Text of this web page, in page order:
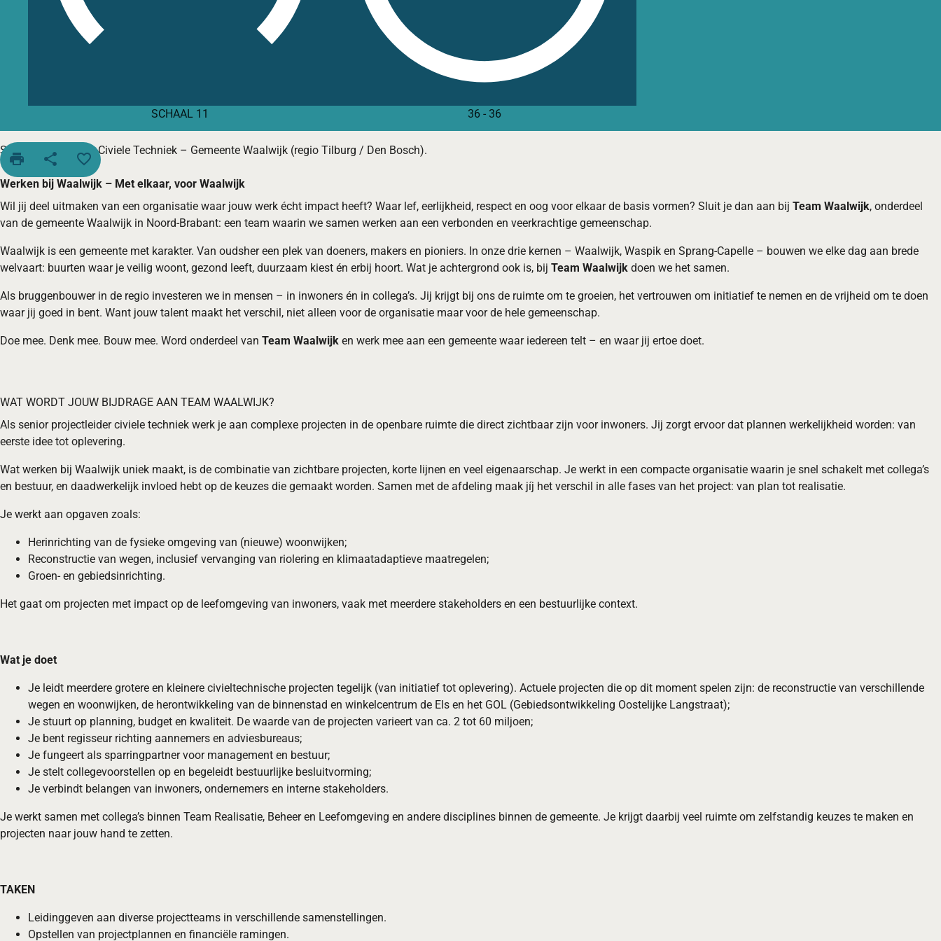
SCHAAL 11 36 - 36
print share favorite_border
Senior Projectleider Civiele Techniek – Gemeente Waalwijk (regio Tilburg / Den Bosch).
Werken bij Waalwijk – Met elkaar, voor Waalwijk
Wil jij deel uitmaken van een organisatie waar jouw werk écht impact heeft? Waar lef, eerlijkheid, respect en oog voor elkaar de basis vormen? Sluit je dan aan bij Team Waalwijk, onderdeel
van de gemeente Waalwijk in Noord-Brabant: een team waarin we samen werken aan een verbonden en veerkrachtige gemeenschap.
Waalwijk is een gemeente met karakter. Van oudsher een plek van doeners, makers en pioniers. In onze drie kernen – Waalwijk, Waspik en Sprang-Capelle – bouwen we elke dag aan brede
welvaart: buurten waar je veilig woont, gezond leeft, duurzaam kiest én erbij hoort. Wat je achtergrond ook is, bij Team Waalwijk doen we het samen.
Als bruggenbouwer in de regio investeren we in mensen – in inwoners én in collega’s. Jij krijgt bij ons de ruimte om te groeien, het vertrouwen om initiatief te nemen en de vrijheid om te doen
waar jij goed in bent. Want jouw talent maakt het verschil, niet alleen voor de organisatie maar voor de hele gemeenschap.
Doe mee. Denk mee. Bouw mee. Word onderdeel van Team Waalwijk en werk mee aan een gemeente waar iedereen telt – en waar jij ertoe doet.
WAT WORDT JOUW BIJDRAGE AAN TEAM WAALWIJK?
Als senior projectleider civiele techniek werk je aan complexe projecten in de openbare ruimte die direct zichtbaar zijn voor inwoners. Jij zorgt ervoor dat plannen werkelijkheid worden: van
eerste idee tot oplevering.
Wat werken bij Waalwijk uniek maakt, is de combinatie van zichtbare projecten, korte lijnen en veel eigenaarschap. Je werkt in een compacte organisatie waarin je snel schakelt met collega’s
en bestuur, en daadwerkelijk invloed hebt op de keuzes die gemaakt worden. Samen met de afdeling maak jíj het verschil in alle fases van het project: van plan tot realisatie.
Je werkt aan opgaven zoals:
Herinrichting van de fysieke omgeving van (nieuwe) woonwijken;
Reconstructie van wegen, inclusief vervanging van riolering en klimaatadaptieve maatregelen;
Groen- en gebiedsinrichting.
Het gaat om projecten met impact op de leefomgeving van inwoners, vaak met meerdere stakeholders en een bestuurlijke context.
Wat je doet
Je leidt meerdere grotere en kleinere civieltechnische projecten tegelijk (van initiatief tot oplevering). Actuele projecten die op dit moment spelen zijn: de reconstructie van verschillende
wegen en woonwijken, de herontwikkeling van de binnenstad en winkelcentrum de Els en het GOL (Gebiedsontwikkeling Oostelijke Langstraat);
Je stuurt op planning, budget en kwaliteit. De waarde van de projecten varieert van ca. 2 tot 60 miljoen;
Je bent regisseur richting aannemers en adviesbureaus;
Je fungeert als sparringpartner voor management en bestuur;
Je stelt collegevoorstellen op en begeleidt bestuurlijke besluitvorming;
Je verbindt belangen van inwoners, ondernemers en interne stakeholders.
Je werkt samen met collega’s binnen Team Realisatie, Beheer en Leefomgeving en andere disciplines binnen de gemeente. Je krijgt daarbij veel ruimte om zelfstandig keuzes te maken en
projecten naar jouw hand te zetten.
TAKEN
Leidinggeven aan diverse projectteams in verschillende samenstellingen.
Opstellen van projectplannen en financiële ramingen.